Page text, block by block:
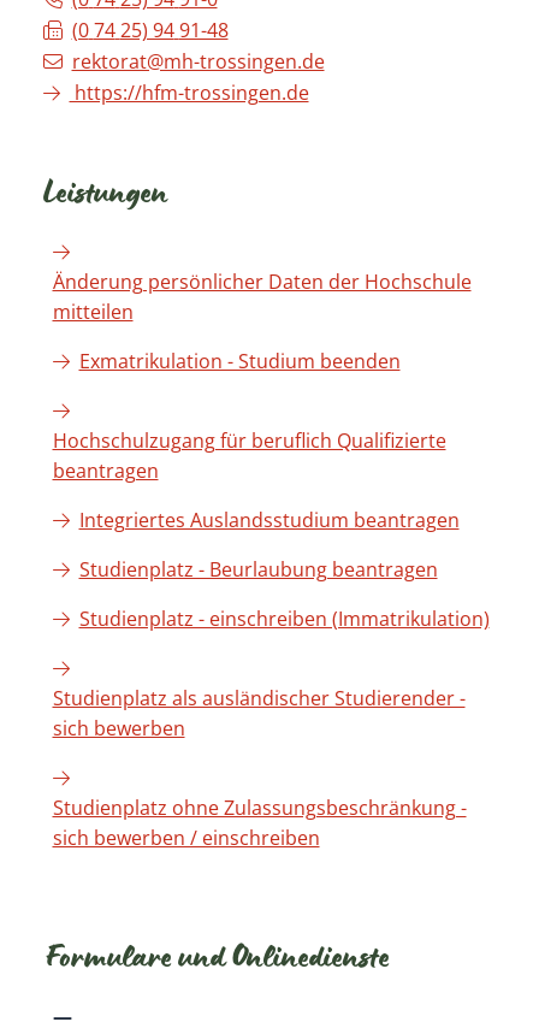
(0 74 25) 94 91-48
rektorat@mh-trossingen.de
https://hfm-trossingen.de
Leistungen
Änderung persönlicher Daten der Hochschule
mitteilen
Exmatrikulation - Studium beenden
Hochschulzugang für beruflich Qualifizierte
beantragen
Integriertes Auslandsstudium beantragen
Studienplatz - Beurlaubung beantragen
Studienplatz - einschreiben (Immatrikulation)
Studienplatz als ausländischer Studierender -
sich bewerben
Studienplatz ohne Zulassungsbeschränkung -
sich bewerben / einschreiben
Formulare und Onlinedienste